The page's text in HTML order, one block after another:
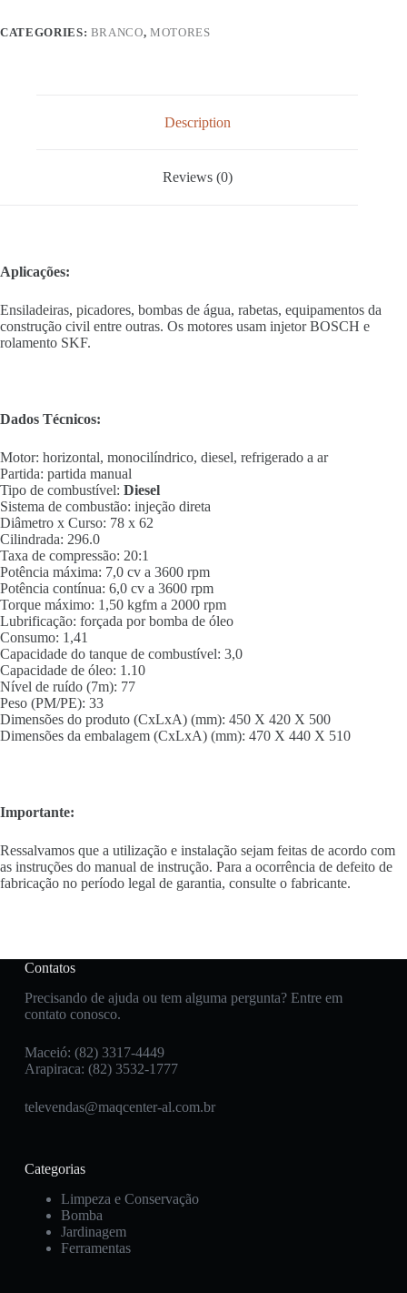
CATEGORIES: BRANCO,MOTORES
Description
Reviews (0)
Aplicações:
Ensiladeiras, picadores, bombas de água, rabetas, equipamentos da
construção civil entre outras. Os motores usam injetor BOSCH e
rolamento SKF.
Dados Técnicos:
Motor: horizontal, monocilíndrico, diesel, refrigerado a ar
Partida: partida manual
Tipo de combustível: Diesel
Sistema de combustão: injeção direta
Diâmetro x Curso: 78 x 62
Cilindrada: 296.0
Taxa de compressão: 20:1
Potência máxima: 7,0 cv a 3600 rpm
Potência contínua: 6,0 cv a 3600 rpm
Torque máximo: 1,50 kgfm a 2000 rpm
Lubrificação: forçada por bomba de óleo
Consumo: 1,41
Capacidade do tanque de combustível: 3,0
Capacidade de óleo: 1.10
Nível de ruído (7m): 77
Peso (PM/PE): 33
Dimensões do produto (CxLxA) (mm): 450 X 420 X 500
Dimensões da embalagem (CxLxA) (mm): 470 X 440 X 510
Importante:
Ressalvamos que a utilização e instalação sejam feitas de acordo com
as instruções do manual de instrução. Para a ocorrência de defeito de
fabricação no período legal de garantia, consulte o fabricante.
Contatos
Precisando de ajuda ou tem alguma pergunta? Entre em
contato conosco.
Maceió: (82) 3317-4449
Arapiraca: (82) 3532-1777
televendas@maqcenter-al.com.br
Categorias
Limpeza e Conservação
Bomba
Jardinagem
Ferramentas